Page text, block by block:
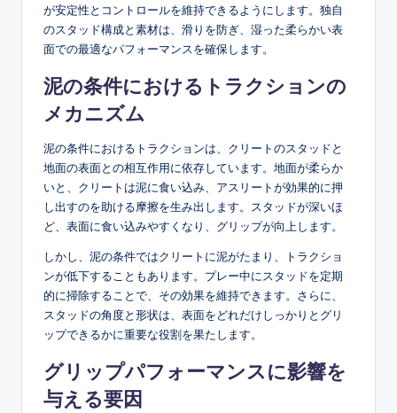
が安定性とコントロールを維持できるようにします。独自
のスタッド構成と素材は、滑りを防ぎ、湿った柔らかい表
面での最適なパフォーマンスを確保します。
泥の条件におけるトラクションの
メカニズム
泥の条件におけるトラクションは、クリートのスタッドと
地面の表面との相互作用に依存しています。地面が柔らか
いと、クリートは泥に食い込み、アスリートが効果的に押
し出すのを助ける摩擦を生み出します。スタッドが深いほ
ど、表面に食い込みやすくなり、グリップが向上します。
しかし、泥の条件ではクリートに泥がたまり、トラクショ
ンが低下することもあります。プレー中にスタッドを定期
的に掃除することで、その効果を維持できます。さらに、
スタッドの角度と形状は、表面をどれだけしっかりとグリ
ップできるかに重要な役割を果たします。
グリップパフォーマンスに影響を
与える要因